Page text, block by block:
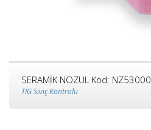
SERAMİK NOZUL Kod: NZ53000
TIG Siviç Kontrolü